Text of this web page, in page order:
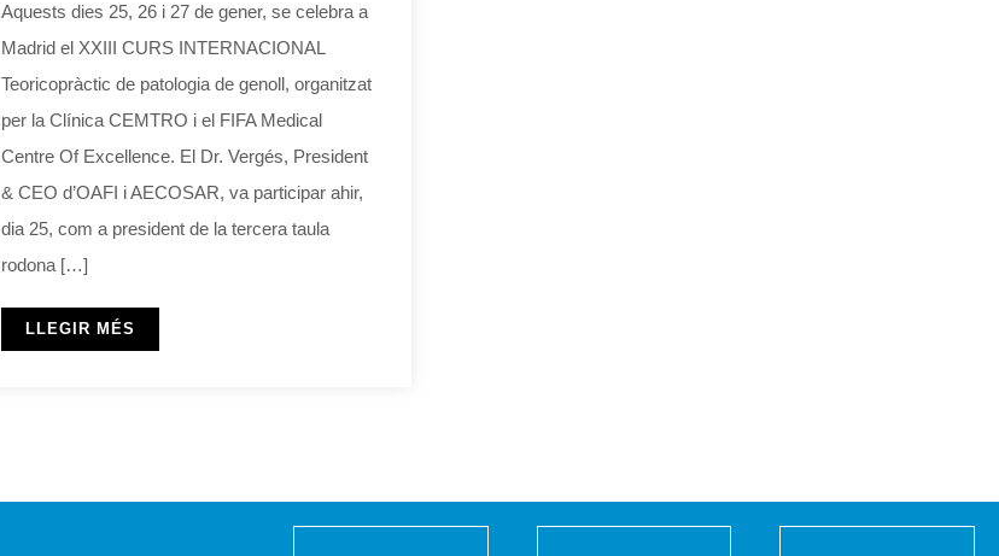
Aquests dies 25, 26 i 27 de gener, se celebra a
Madrid el XXIII CURS INTERNACIONAL
Teoricopràctic de patologia de genoll, organitzat
per la Clínica CEMTRO i el FIFA Medical
Centre Of Excellence. El Dr. Vergés, President
& CEO d’OAFI i AECOSAR, va participar ahir,
dia 25, com a president de la tercera taula
rodona […]
LLEGIR MÉS